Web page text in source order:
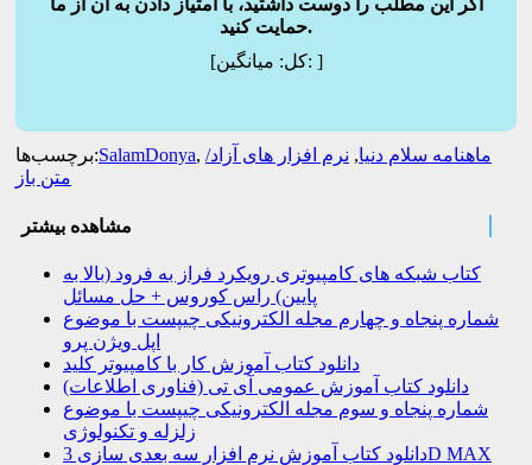
اگر این مطلب را دوست داشتید، با امتیاز دادن به آن از ما
حمایت کنید.
[کل:میانگین: ]
برچسب‌ها:SalamDonya, ماهنامه سلام دنیا, نرم افزار های آزاد/
متن باز
مشاهده بیشتر
کتاب شبکه های کامپیوتری رویکرد فراز به فرود (بالا به
پایین) راس کوروس + حل مسائل
شماره پنجاه و چهارم مجله الکترونیکی چیپست با موضوع
اپل ویژن پرو
دانلود کتاب آموزش کار با کامپیوتر کلید
دانلود کتاب آموزش عمومی آی تی (فناوری اطلاعات)
شماره پنجاه و سوم مجله الکترونیکی چیپست با موضوع
زلزله و تکنولوژی
دانلود کتاب آموزش نرم افزار سه بعدی سازی 3D MAX